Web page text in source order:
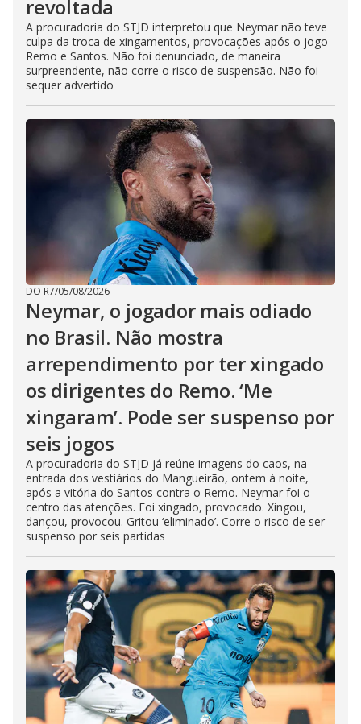
revoltada
A procuradoria do STJD interpretou que Neymar não teve
culpa da troca de xingamentos, provocações após o jogo
Remo e Santos. Não foi denunciado, de maneira
surpreendente, não corre o risco de suspensão. Não foi
sequer advertido
DO R7/05/08/2026
Neymar, o jogador mais odiado
no Brasil. Não mostra
arrependimento por ter xingado
os dirigentes do Remo. ‘Me
xingaram’. Pode ser suspenso por
seis jogos
A procuradoria do STJD já reúne imagens do caos, na
entrada dos vestiários do Mangueirão, ontem à noite,
após a vitória do Santos contra o Remo. Neymar foi o
centro das atenções. Foi xingado, provocado. Xingou,
dançou, provocou. Gritou ‘eliminado’. Corre o risco de ser
suspenso por seis partidas